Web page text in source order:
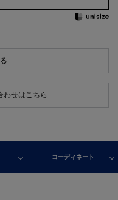
わせはこちら
コーディネート